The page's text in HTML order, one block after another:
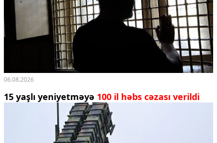
06.08.2026
15 yaşlı yeniyetməyə 100 il həbs cəzası verildi